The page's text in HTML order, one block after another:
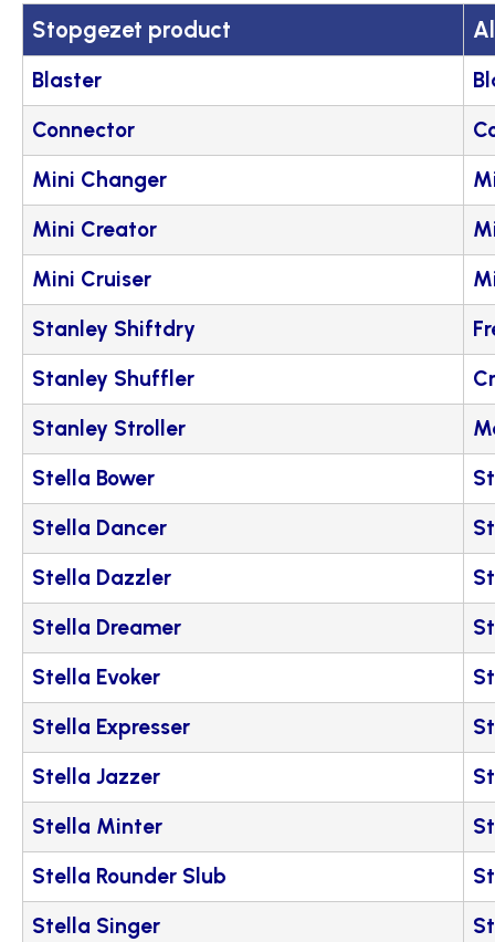
Stopgezet product
Blaster
Connector
Mini Changer
Mini Creator
Mini Cruiser
Stanley Shiftdry
Stanley Shuffler
Stanley Stroller
Stella Bower
Stella Dancer
Stella Dazzler
Stella Dreamer
Stella Evoker
Stella Expresser
Stella Jazzer
Stella Minter
Stella Rounder Slub
Stella Singer